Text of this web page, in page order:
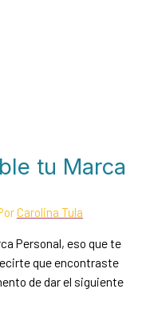
tu Marca
Carolina Tula
Personal, eso que te
que encontraste
de dar el siguiente